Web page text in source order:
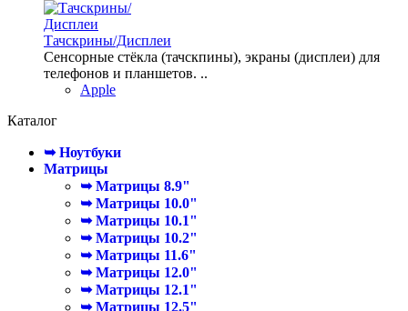
Тачскрины/Дисплеи
Сенсорные стёкла (тачскпины), экраны (дисплеи) для
телефонов и планшетов. ..
Apple
Каталог
➥ Ноутбуки
Матрицы
➥ Матрицы 8.9"
➥ Матрицы 10.0"
➥ Матрицы 10.1"
➥ Матрицы 10.2"
➥ Матрицы 11.6"
➥ Матрицы 12.0"
➥ Матрицы 12.1"
➥ Матрицы 12.5"